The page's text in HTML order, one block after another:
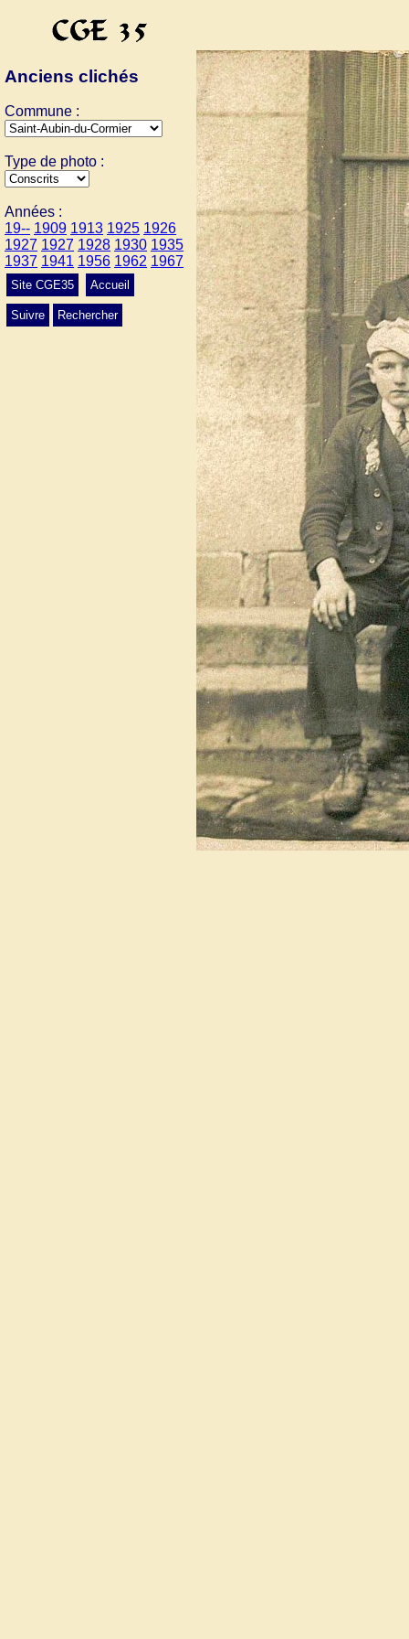
Anciens clichés
Commune :
Type de photo :
Années :
19-- 1909 1913 1925 1926
1927 1927 1928 1930 1935
1937 1941 1956 1962 1967
Site CGE35 Accueil
Suivre Rechercher